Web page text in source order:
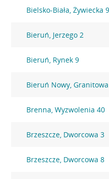
Bielsko-Biała, Żywiecka
Bieruń, Jerzego 2
Bieruń, Rynek 9
Bieruń Nowy,
Brenna, Wyzwolenia 40
Brzeszcze, Dworcowa 3
Brzeszcze, Dworcowa 8